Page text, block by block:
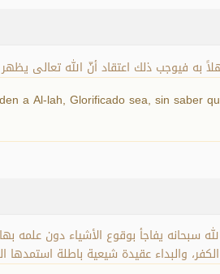
به فيوجب ذلك اعتقاد أنّ الله تعالى
a Al-lah, Glorificado sea, sin saber
الله سبحانه يفاجأ بوقوع الأشياء دون
والبداء عقيدة شيعية باطلة استمدها